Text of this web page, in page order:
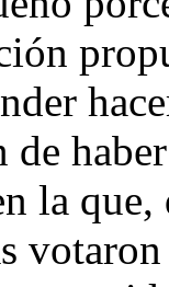
de
la